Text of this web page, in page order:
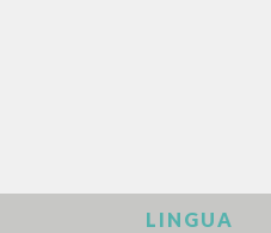
LINGUA